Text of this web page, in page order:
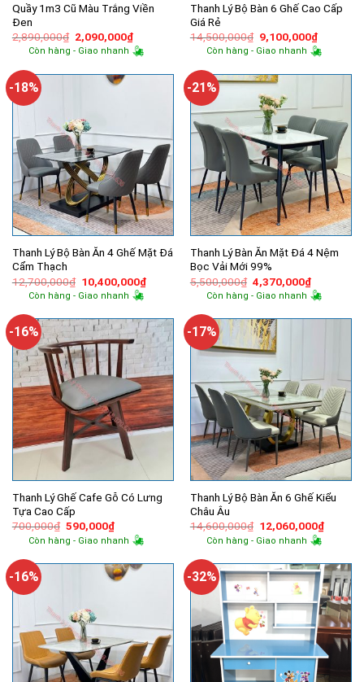
Quầy 1m3 Cũ Màu Trắng Viền
Đen
2,890,000₫ Giá
gốc
là:
2,090,000₫Giá
hiện
tại
2,090,000₫.
Còn hàng - Giao nhanh
Thanh Lý Bộ Bàn 6 Ghế Cao Cấp
Giá Rẻ
14,500,000₫ Giá
gốc
là:
9,100,000₫Giá
hiện
tại
Còn hàng - Giao nhanh
-18%
Thanh Lý Bộ Bàn Ăn 4 Ghế Mặt Đá
Cẩm Thạch
12,700,000₫ Giá
gốc
là:
10,400,000₫Giá
hiện
10,400,000₫.
Còn hàng - Giao nhanh
-21%
Thanh Lý Bàn Ăn Mặt Đá 4 Nệm
Bọc Vải Mới 99%
5,500,000₫ Giá
gốc
là:
4,370,000₫Giá
hiện
tại
Còn hàng - Giao nhanh
-16%
Thanh Lý Ghế Cafe Gỗ Có Lưng
Tựa Cao Cấp
700,000₫ Giá
gốc
là:
590,000₫Giá
hiện
tại
590,000₫.
Còn hàng - Giao nhanh
-17%
Thanh Lý Bộ Bàn Ăn 6 Ghế Kiểu
Châu Âu
14,600,000₫ Giá
gốc
là:
12,060,000₫Giá
hiện
Còn hàng - Giao nhanh
-16% -32%